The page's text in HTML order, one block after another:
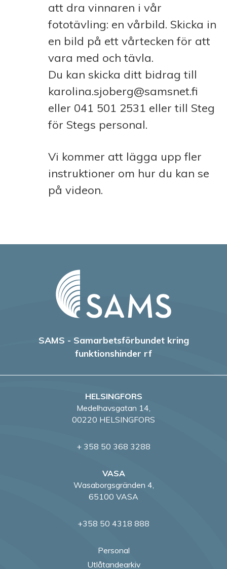
att dra vinnaren i vår
fototävling: en vårbild. Skicka in
en bild på ett vårtecken för att
vara med och tävla.
Du kan skicka ditt bidrag till
karolina.sjoberg@samsnet.fi
eller 041 501 2531 eller till Steg
för Stegs personal.
Vi kommer att lägga upp fler
instruktioner om hur du kan se
på videon.
SAMS - Samarbetsförbundet kring
funktionshinder rf
HELSINGFORS
Medelhavsgatan 14,
00220 HELSINGFORS
+ 358 50 368 3288
VASA
Wasaborgsgränden 4,
65100 VASA
+358 50 4318 888
Personal
Utlåtandearkiv